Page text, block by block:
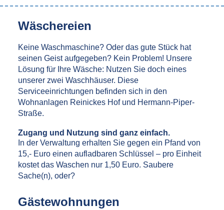
Wäschereien
Keine Waschmaschine? Oder das gute Stück hat
seinen Geist aufgegeben? Kein Problem! Unsere
Lösung für Ihre Wäsche: Nutzen Sie doch eines
unserer zwei Waschhäuser. Diese
Serviceeinrichtungen befinden sich in den
Wohnanlagen Reinickes Hof und Hermann-Piper-
Straße.
Zugang und Nutzung sind ganz einfach.
In der Verwaltung erhalten Sie gegen ein Pfand von
15,- Euro einen aufladbaren Schlüssel – pro Einheit
kostet das Waschen nur 1,50 Euro. Saubere
Sache(n), oder?
Gästewohnungen